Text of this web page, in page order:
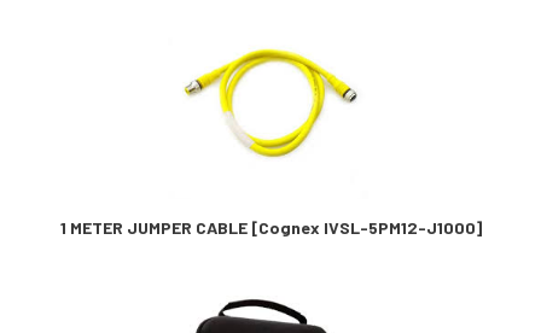
1 METER JUMPER CABLE [Cognex IVSL-5PM12-J1000]